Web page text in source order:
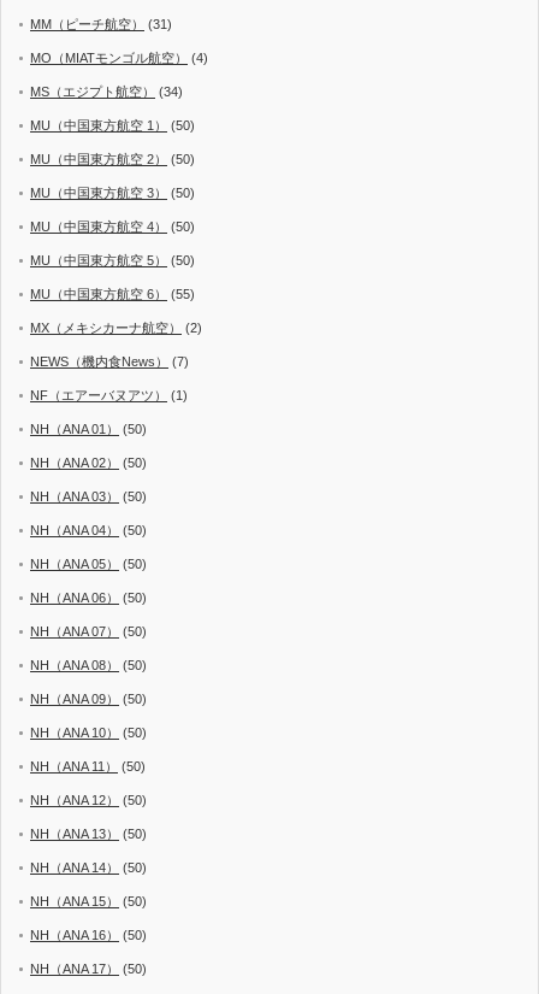
MM（ピーチ航空） (31)
MO（MIATモンゴル航空） (4)
MS（エジプト航空） (34)
MU（中国東方航空 1） (50)
MU（中国東方航空 2） (50)
MU（中国東方航空 3） (50)
MU（中国東方航空 4） (50)
MU（中国東方航空 5） (50)
MU（中国東方航空 6） (55)
MX（メキシカーナ航空） (2)
NEWS（機内食News） (7)
NF（エアーバヌアツ） (1)
NH（ANA 01） (50)
NH（ANA 02） (50)
NH（ANA 03） (50)
NH（ANA 04） (50)
NH（ANA 05） (50)
NH（ANA 06） (50)
NH（ANA 07） (50)
NH（ANA 08） (50)
NH（ANA 09） (50)
NH（ANA 10） (50)
NH（ANA 11） (50)
NH（ANA 12） (50)
NH（ANA 13） (50)
NH（ANA 14） (50)
NH（ANA 15） (50)
NH（ANA 16） (50)
NH（ANA 17） (50)